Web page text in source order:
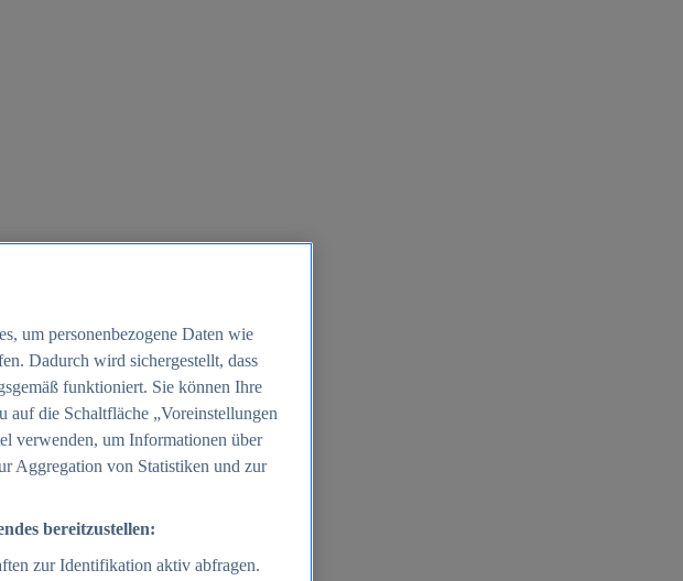
um personenbezogene Daten wie
Dadurch wird sichergestellt, dass
funktioniert. Sie können Ihre
auf die Schaltfläche „Voreinstellungen
verwenden, um Informationen über
Aggregation von Statistiken und zur
bereitzustellen:
zur Identifikation aktiv abfragen.